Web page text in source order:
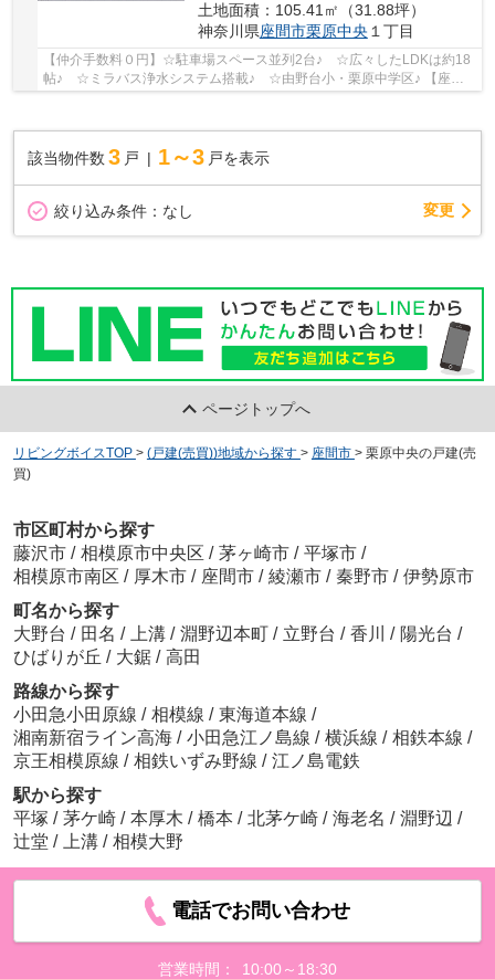
土地面積：105.41㎡（31.88坪）
神奈川県座間市栗原中央 １丁目
【仲介手数料０円】☆駐車場スペース並列2台♪ ☆広々したLDKは約18
帖♪ ☆ミラバス浄水システム搭載♪ ☆由野台小・栗原中学区♪ 【座間
該当物件数 3 戸 1～3 戸を表示
絞り込み条件： なし 変更
ページトップへ
リビングボイスTOP > (戸建(売買))地域から探す > 座間市 > 栗原中央の戸建(売
買)
市区町村から探す
藤沢市 / 相模原市中央区 / 茅ヶ崎市 / 平塚市 /
相模原市南区 / 厚木市 / 座間市 / 綾瀬市 / 秦野市 / 伊勢原市
町名から探す
大野台 / 田名 / 上溝 / 淵野辺本町 / 立野台 / 香川 / 陽光台 /
ひばりが丘 / 大鋸 / 高田
路線から探す
小田急小田原線 / 相模線 / 東海道本線 /
湘南新宿ライン高海 / 小田急江ノ島線 / 横浜線 / 相鉄本線 /
京王相模原線 / 相鉄いずみ野線 / 江ノ島電鉄
駅から探す
平塚 / 茅ケ崎 / 本厚木 / 橋本 / 北茅ケ崎 / 海老名 / 淵野辺 /
辻堂 / 上溝 / 相模大野
電話でお問い合わせ
営業時間： 10:00～18:30